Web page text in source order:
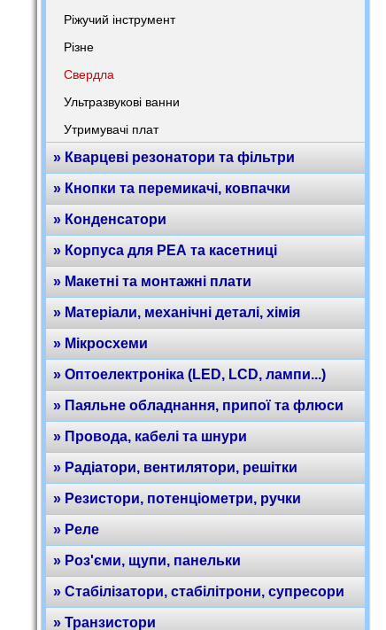
Ріжучий інструмент
Різне
Свердла
Ультразвукові ванни
Утримувачі плат
» Кварцеві резонатори та фільтри
» Кнопки та перемикачі, ковпачки
» Конденсатори
» Корпуса для РЕА та касетниці
» Макетні та монтажні плати
» Матеріали, механічні деталі, хімія
» Мікросхеми
» Оптоелектроніка (LED, LCD, лампи...)
» Паяльне обладнання, припої та флюси
» Провода, кабелі та шнури
» Радіатори, вентилятори, решітки
» Резистори, потенціометри, ручки
» Реле
» Роз'єми, щупи, панельки
» Стабілізатори, стабілітрони, супресори
» Транзистори